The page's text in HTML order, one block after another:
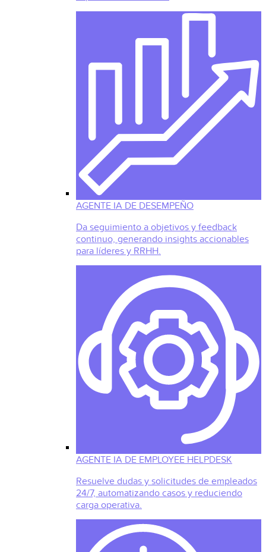
AGENTE IA DE DESEMPEÑO
Da seguimiento a objetivos y feedback
continuo, generando insights accionables
para líderes y RRHH.
AGENTE IA DE EMPLOYEE HELPDESK
Resuelve dudas y solicitudes de empleados
24/7, automatizando casos y reduciendo
carga operativa.